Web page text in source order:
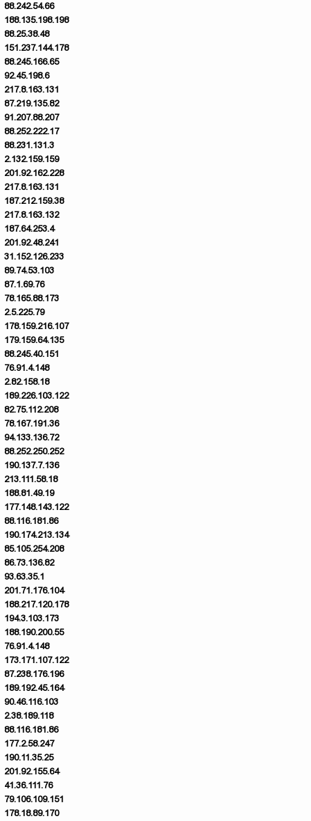
88.242.54.66
188.135.198.198
88.25.38.48
151.237.144.178
88.245.166.65
92.45.198.6
217.8.163.131
87.219.135.82
91.207.88.207
88.252.222.17
88.231.131.3
2.132.159.159
201.92.162.228
217.8.163.131
187.212.159.38
217.8.163.132
187.64.253.4
201.92.48.241
31.152.126.233
89.74.53.103
87.1.69.76
78.165.88.173
2.5.225.79
178.159.216.107
179.159.64.135
88.245.40.151
76.91.4.148
2.82.158.18
189.226.103.122
82.75.112.208
78.167.191.36
94.133.136.72
88.252.250.252
190.137.7.136
213.111.58.18
188.81.49.19
177.148.143.122
88.116.181.86
190.174.213.134
85.105.254.208
86.73.136.82
93.63.35.1
201.71.176.104
188.217.120.178
194.3.103.173
188.190.200.55
76.91.4.148
173.171.107.122
87.238.176.196
189.192.45.164
90.46.116.103
2.38.189.118
88.116.181.86
177.2.58.247
190.11.35.25
201.92.155.64
41.36.111.76
79.106.109.151
178.18.89.170